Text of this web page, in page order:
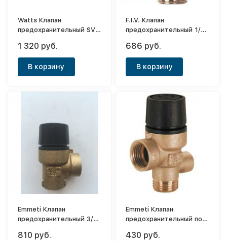
Watts Клапан
предохранительный SVH
1 320 руб.
В корзину
F.I.V. Клапан
предохранительный 1/2-
686 руб.
В корзину
Emmeti Клапан
предохранительный 3/4-
810 руб.
Emmeti Клапан
предохранительный под
430 руб.